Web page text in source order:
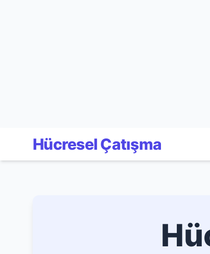
Hücresel Çatışma